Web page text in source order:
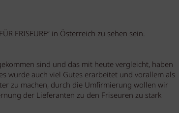
FRISEURE“ in Österreich zu sehen sein.
sind und das mit heute vergleicht, haben
wurde auch viel Gutes erarbeitet und vorallem als
zu machen, durch die Umfirmierung wollen wir
der Lieferanten zu den Friseuren zu stark